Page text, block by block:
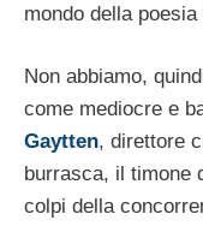
mondo della
Non abbiamo,
come mediocre e
Gaytten, direttore
burrasca, il timone
colpi della